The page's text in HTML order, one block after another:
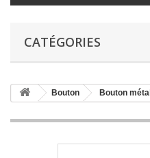
CATÉGORIES
Bouton Bouton métal